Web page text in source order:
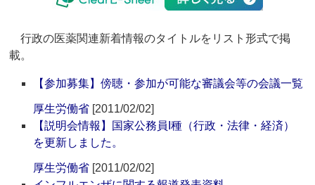
行政の医薬関連新着情報のタイトルをリスト形式で掲
載。
【参加募集】傍聴・参加が可能な審議会等の会議一覧
厚生労働省 [2011/02/02]
【説明会情報】国家公務員I種（行政・法律・経済）
を更新しました。
厚生労働省 [2011/02/02]